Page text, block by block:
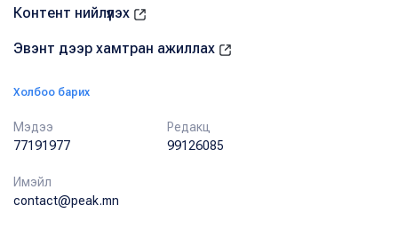
Контент нийлүүлэх
Эвэнт дээр хамтран ажиллах
Холбоо барих
Мэдээ
77191977
Редакц
99126085
Имэйл
contact@peak.mn